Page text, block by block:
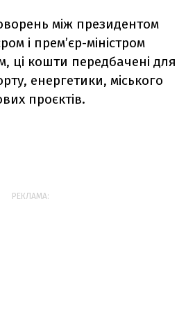
між президентом
і прем’єр-міністром
ці кошти передбачені для
енергетики, міського
проєктів.
РЕКЛАМА: